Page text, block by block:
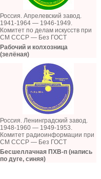
Россия. Апрелевский завод.
1941-1964 — 1946-1949.
Комитет по делам искусств при
СМ СССР — Без ГОСТ
Рабочий и колхозница
(зелёная)
Россия. Ленинградский завод.
1948-1960 — 1949-1953.
Комитет радиоинформации при
СМ СССР — Без ГОСТ
Бесшеллачная ПХВ-п (напись
по дуге, синяя)